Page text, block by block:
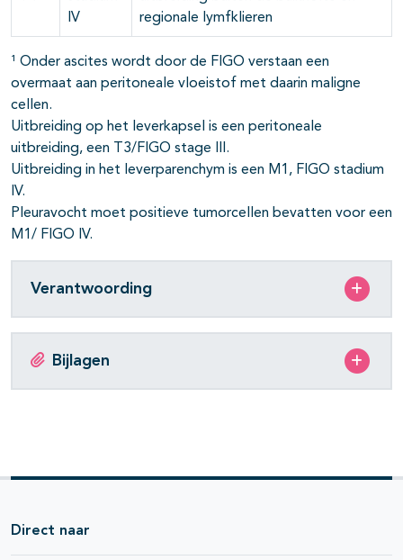
IV
regionale lymfklieren
¹ Onder ascites wordt door de FIGO verstaan een
overmaat aan peritoneale vloeistof met daarin maligne
cellen.
Uitbreiding op het leverkapsel is een peritoneale
uitbreiding, een T3/FIGO stage III.
Uitbreiding in het leverparenchym is een M1, FIGO stadium
IV.
Pleuravocht moet positieve tumorcellen bevatten voor een
M1/ FIGO IV.
Verantwoording
Bijlagen
Direct naar